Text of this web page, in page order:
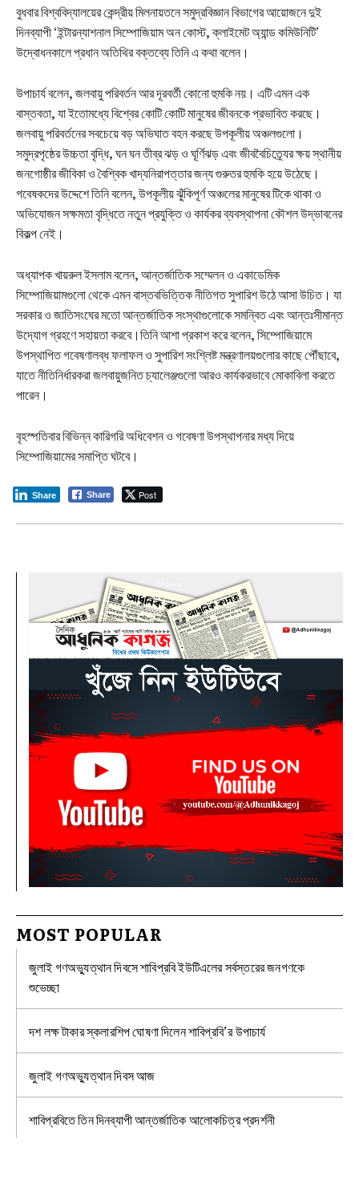
বুধবার বিশ্ববিদ্যালয়ের কেন্দ্রীয় মিলনায়তনে সমুদ্রবিজ্ঞান বিভাগের আয়োজনে দুই
দিনব্যাপী ‘ইন্টারন্যাশনাল সিম্পোজিয়াম অন কোস্ট, ক্লাইমেট অ্যান্ড কমিউনিটি’
উদ্বোধনকালে প্রধান অতিথির বক্তব্যে তিনি এ কথা বলেন।
উপাচার্য বলেন, জলবায়ু পরিবর্তন আর দূরবর্তী কোনো হুমকি নয়। এটি এমন এক
বাস্তবতা, যা ইতোমধ্যে বিশ্বের কোটি কোটি মানুষের জীবনকে প্রভাবিত করছে।
জলবায়ু পরিবর্তনের সবচেয়ে বড় অভিঘাত বহন করছে উপকূলীয় অঞ্চলগুলো।
সমুদ্রপৃষ্ঠের উচ্চতা বৃদ্ধি, ঘন ঘন তীব্র ঝড় ও ঘূর্ণিঝড় এবং জীববৈচিত্র্যের ক্ষয় স্থানীয়
জনগোষ্ঠীর জীবিকা ও বৈশ্বিক খাদ্যনিরাপত্তার জন্য গুরুতর হুমকি হয়ে উঠেছে।
গবেষকদের উদ্দেশে তিনি বলেন, উপকূলীয় ঝুঁকিপূর্ণ অঞ্চলের মানুষের টিকে থাকা ও
অভিযোজন সক্ষমতা বৃদ্ধিতে নতুন প্রযুক্তি ও কার্যকর ব্যবস্থাপনা কৌশল উদ্ভাবনের
বিকল্প নেই।
অধ্যাপক খায়রুল ইসলাম বলেন, আন্তর্জাতিক সম্মেলন ও একাডেমিক
সিম্পোজিয়ামগুলো থেকে এমন বাস্তবভিত্তিক নীতিগত সুপারিশ উঠে আসা উচিত। যা
সরকার ও জাতিসংঘের মতো আন্তর্জাতিক সংস্থাগুলোকে সমন্বিত এবং আন্তঃসীমান্ত
উদ্যোগ গ্রহণে সহায়তা করবে।তিনি আশা প্রকাশ করে বলেন, সিম্পোজিয়ামে
উপস্থাপিত গবেষণালব্ধ ফলাফল ও সুপারিশ সংশ্লিষ্ট মন্ত্রণালয়গুলোর কাছে পৌঁছাবে,
যাতে নীতিনির্ধারকরা জলবায়ুজনিত চ্যালেঞ্জগুলো আরও কার্যকরভাবে মোকাবিলা করতে
পারেন।
বৃহস্পতিবার বিভিন্ন কারিগরি অধিবেশন ও গবেষণা উপস্থাপনার মধ্য দিয়ে
সিম্পোজিয়ামের সমাপ্তি ঘটবে।
Share Post
Share
MOST POPULAR
জুলাই গণঅভ্যুত্থান দিবসে শাবিপ্রবি ইউটিএলের সর্বস্তরের জনগণকে
শুভেচ্ছা
দশ লক্ষ টাকার স্কলারশিপ ঘোষণা দিলেন শাবিপ্রবি’র উপাচার্য
জুলাই গণঅভ্যুত্থান দিবস আজ
শাবিপ্রবিতে তিন দিনব্যাপী আন্তর্জাতিক আলোকচিত্র প্রদর্শনী